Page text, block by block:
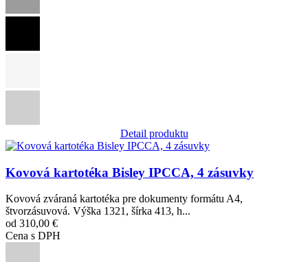
Detail produktu
Obrázok
Kovová kartotéka Bisley IPCCA, 4 zásuvky
Kovová zváraná kartotéka pre dokumenty formátu A4,
štvorzásuvová. Výška 1321, šírka 413, h...
od 310,00 €
Cena s DPH